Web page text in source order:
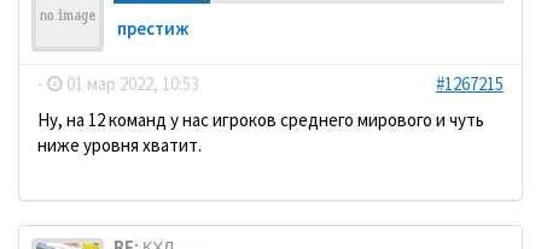
престиж
- 01 мар 2022, 10:53
#1267215
Ну, на 12 команд у нас игроков среднего мирового и чуть
ниже уровня хватит.